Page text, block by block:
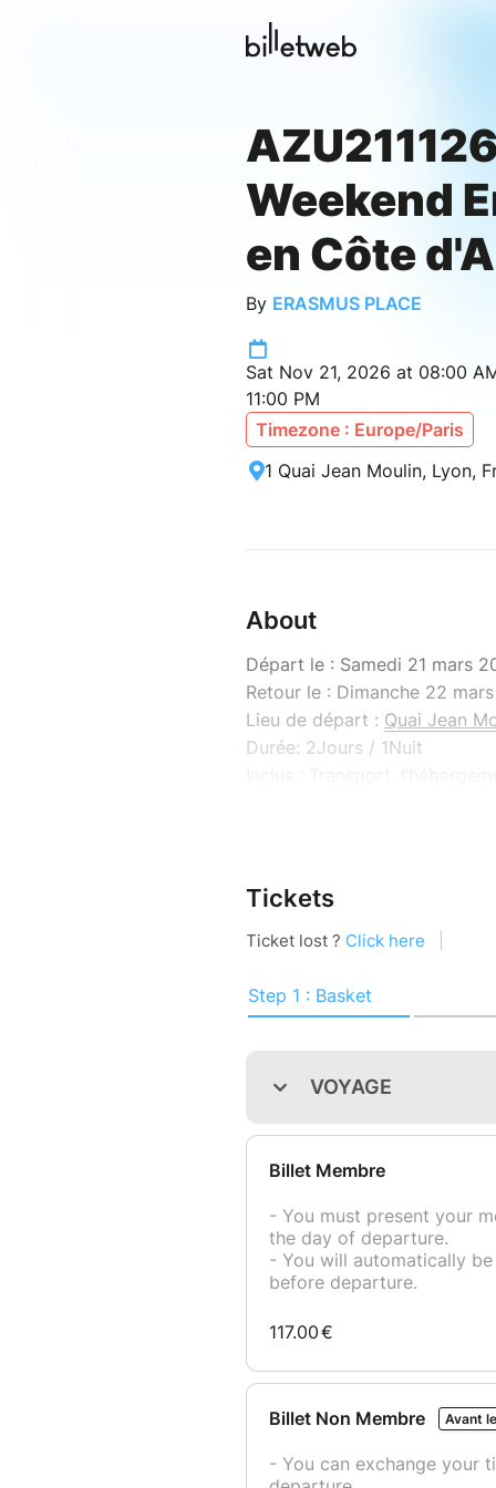
Weekend
en Côte
By ERASMUS PLACE
Sat Nov 21, 2026 at 08:00
11:00 PM
Timezone : Europe/Paris
1 Quai Jean Moulin, Lyon,
About
Départ le : Samedi 21 mars
Retour le : Dimanche 22
Lieu de départ : Quai Jean
Durée: 2Jours / 1Nuit
Inclus : Transport,
Erasmus de Lyon et
Anglais ? Faire la star sur les
vous invite à découvrir l’une
nuit à la conquête du sud. St
visite de la ville, puis
hébergement et temps libre
Journée 2 : Check-out puis
à Lyon en fin de journée.
Après ce week-end,
Tarifs :
-non membre 125€ jusqu’au
Tickets